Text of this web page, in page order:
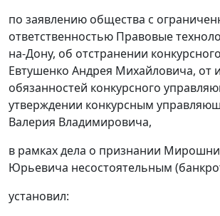
по заявлению общества с
ответственностью Правовые
на-Дону, об отстранении
Евтушенко Андрея Михайловича, от
обязанностей конкурсного
утверждении конкурсным
Валерия Владимировича,
в рамках дела о признании
Юрьевича несостоятельным
установил: